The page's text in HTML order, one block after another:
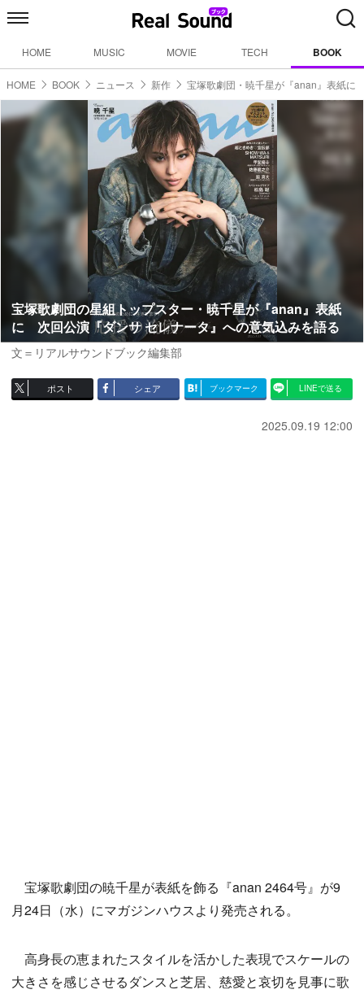
HOME MUSIC MOVIE TECH BOOK
HOME BOOK ニュース 新作 宝塚歌劇団・暁千星が『anan』表紙に
宝塚歌劇団の星組トップスター・暁千星が『anan』表紙
に 次回公演『ダンサ セレナータ』への意気込みを語る
文＝リアルサウンドブック編集部
ポスト シェア ブックマーク LINEで送る
2025.09.19 12:00
宝塚歌劇団の暁千星が表紙を飾る『anan 2464号』が9
月24日（水）にマガジンハウスより発売される。
高身長の恵まれたスタイルを活かした表現でスケールの
大きさを感じさせるダンスと芝居、慈愛と哀切を見事に歌